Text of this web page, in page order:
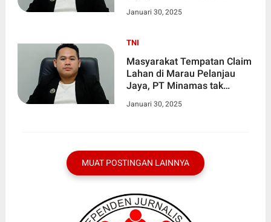
Hukum
Januari 30, 2025
TNI
Masyarakat Tempatan Claim
Lahan di Marau Pelanjau
Jaya, PT Minamas tak
Hukum
Januari 30, 2025
MUAT POSTINGAN LAINNYA